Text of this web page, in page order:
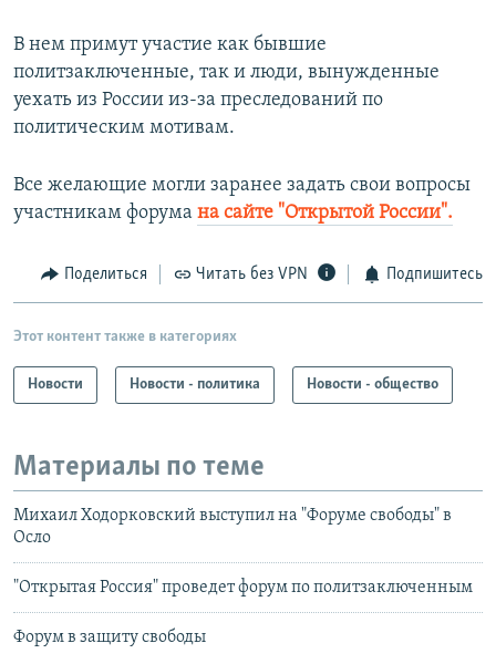
В нем примут участие как бывшие
политзаключенные, так и люди, вынужденные
уехать из России из-за преследований по
политическим мотивам.
Все желающие могли заранее задать свои вопросы
участникам форума на сайте "Открытой России".
Поделиться Читать без VPN Подпишитесь
Этот контент также в категориях
Новости Новости - политика Новости - общество
Материалы по теме
Михаил Ходорковский выступил на "Форуме свободы" в
Осло
"Открытая Россия" проведет форум по политзаключенным
Форум в защиту свободы